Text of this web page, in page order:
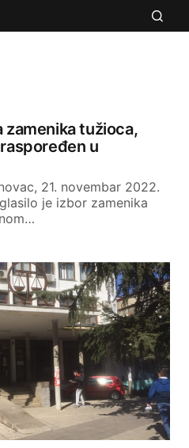
zamenika tužioca,
u
21. novembar 2022.
je izbor zamenika